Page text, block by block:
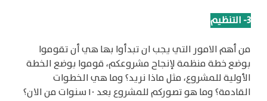
3
- التنظيم
من أهم الامور التي يجب ان تبدأوا بها هي أن تقوموا
بوضع خطة منظمة لإنجاح مشروعكم، قوموا بوضع الخطة
الأولية للمشروع، مثل ماذا نريد؟ وما هي الخطوات
القادمة؟ وما هو تصوركم للمشروع بعد ١٠ سنوات من الان؟